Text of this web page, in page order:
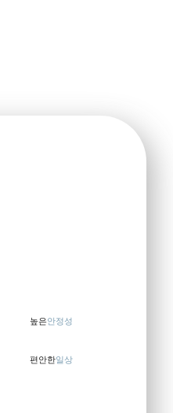
높은안정성
편안한일상